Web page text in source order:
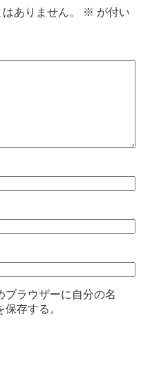
ありません。 ※ が付い
ブラウザーに自分の名
存する。